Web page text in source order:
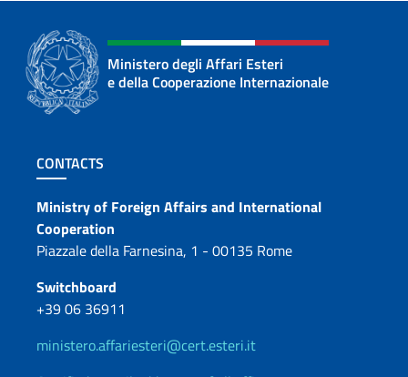
Ministero degli Affari Esteri
e della Cooperazione Internazionale
Footer section
CONTACTS
Contacts
Ministry of Foreign Affairs and International
Cooperation
Piazzale della Farnesina, 1 - 00135 Rome
Switchboard
+39 06 36911
ministero.affariesteri@cert.esteri.it